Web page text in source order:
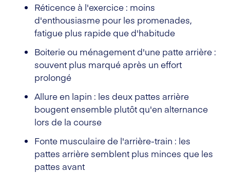
Réticence à l'exercice : moins
d'enthousiasme pour les promenades,
fatigue plus rapide que d'habitude
Boiterie ou ménagement d'une patte arrière :
souvent plus marqué après un effort
prolongé
Allure en lapin : les deux pattes arrière
bougent ensemble plutôt qu'en alternance
lors de la course
Fonte musculaire de l'arrière-train : les
pattes arrière semblent plus minces que les
pattes avant